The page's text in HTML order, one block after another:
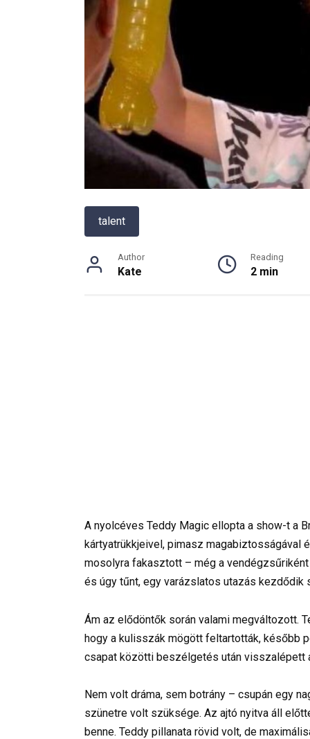
talent
Author
Kate
Reading
2 min
A nyolcéves Teddy Magic ellopta a show-t a
kártyatrükkjeivel, pimasz magabiztosságával
mosolyra fakasztott – még a
és úgy tűnt, egy varázslatos utazás kezdődik
Ám az elődöntők során valami megváltozott.
hogy a kulisszák mögött feltartották, később
csapat közötti beszélgetés után visszalépett
Nem volt dráma, sem botrány – csupán egy
szünetre volt szüksége. Az ajtó nyitva áll
benne. Teddy pillanata rövid volt, de